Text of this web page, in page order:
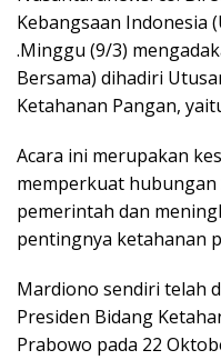
Kebangsaan Indonesia
.Minggu (9/3)
Bersama) dihadiri
Ketahanan Pangan,
Acara ini merupakan
memperkuat
pemerintah dan
pentingnya ketahanan
Mardiono sendiri telah
Presiden Bidang
Prabowo pada 22